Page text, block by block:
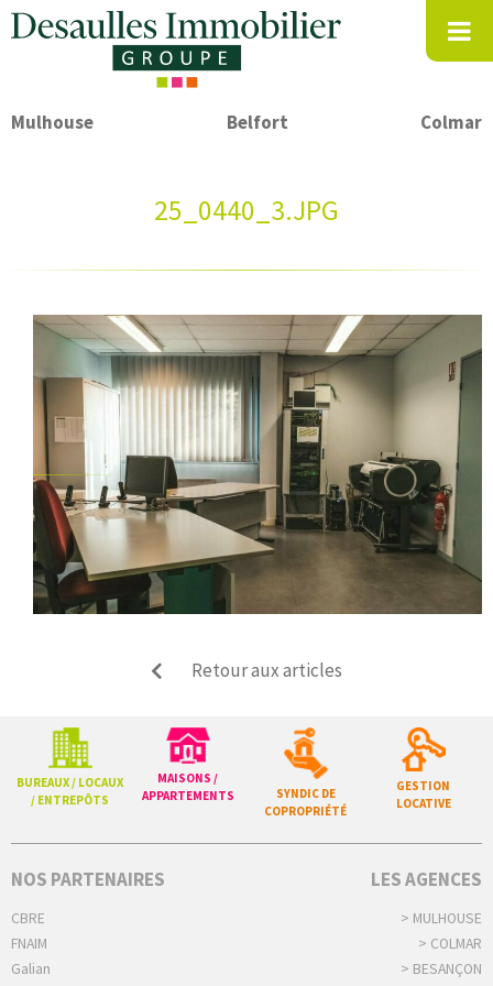
Mulhouse Belfort Colmar
25_0440_3.JPG
Retour aux articles
BUREAUX / LOCAUX
/ ENTREPÔTS
MAISONS /
APPARTEMENTS
SYNDIC DE
COPROPRIÉTÉ
GESTION
LOCATIVE
NOS PARTENAIRES
CBRE
FNAIM
Galian
LES AGENCES
> MULHOUSE
> COLMAR
> BESANÇON